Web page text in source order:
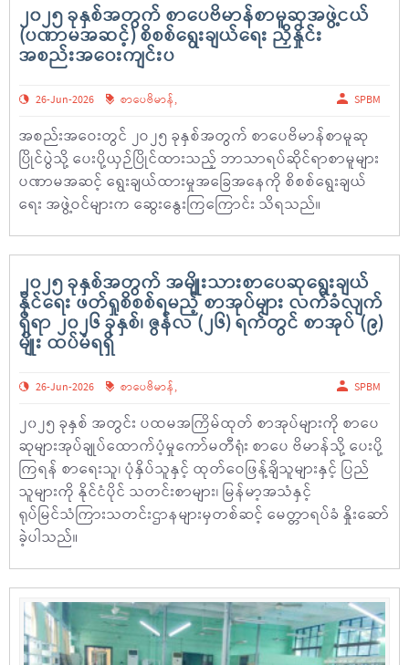
၂၀၂၅ ခုနှစ်အတွက် စာပေဗိမာန်စာမူဆုအဖွဲ့ငယ်
(ပဏာမအဆင့်) စိစစ်ရွေးချယ်ရေး ညှိနှိုင်း
အစည်းအဝေးကျင်းပ
26-Jun-2026 စာပေဗိမာန်, SPBM
အစည်းအဝေးတွင် ၂ဝ၂၅ ခုနှစ်အတွက် စာပေဗိမာန်စာမူဆု
ပြိုင်ပွဲသို့ ပေးပို့ယှဉ်ပြိုင်ထားသည့် ဘာသာရပ်ဆိုင်ရာစာမူများ
ပဏာမအဆင့် ရွေးချယ်ထားမှုအခြေအနေကို စိစစ်ရွေးချယ်
ရေး အဖွဲ့ဝင်များက ဆွေးနွေးကြကြောင်း သိရသည်။
၂၀၂၅ ခုနှစ်အတွက် အမျိုးသားစာပေဆုရွေးချယ်
နိုင်ရေး ဖတ်ရှုစိစစ်ရမည့် စာအုပ်များ လက်ခံလျက်
ရှိရာ ၂၀၂၆ ခုနှစ်၊ ဇွန်လ (၂၆) ရက်တွင် စာအုပ် (၉)
မျိုး ထပ်မံရရှိ
26-Jun-2026 စာပေဗိမာန်, SPBM
၂၀၂၅ ခုနှစ် အတွင်း ပထမအကြိမ်ထုတ် စာအုပ်များကို စာပေ
ဆုများအုပ်ချုပ်ထောက်ပံ့မှုကော်မတီရုံး စာပေ ဗိမာန်သို့ ပေးပို့
ကြရန် စာရေးသူ၊ ပုံနှိပ်သူနှင့် ထုတ်ဝေဖြန့်ချိသူများနှင့် ပြည်
သူများကို နိုင်ငံပိုင် သတင်းစာများ၊ မြန်မာ့အသံနှင့်
ရုပ်မြင်သံကြားသတင်းဌာနများမှတစ်ဆင့် မေတ္တာရပ်ခံ နှိုးဆော်
ခဲ့ပါသည်။